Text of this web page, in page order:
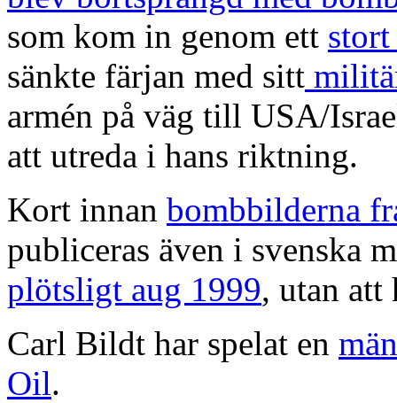
som kom in genom ett
sänkte färjan med sitt
armén på väg till USA/
att utreda i hans riktning.
Kort innan bombbilderna
publiceras även i svenska
plötsligt aug 1999, utan att
Carl Bildt har spelat en
Oil.